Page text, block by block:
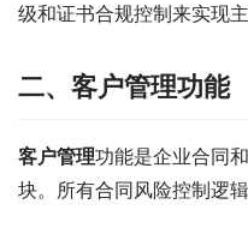
级和证书合规控制来实现主
二、客户管理功能
客户管理功能是企业合同
块。所有合同风险控制逻